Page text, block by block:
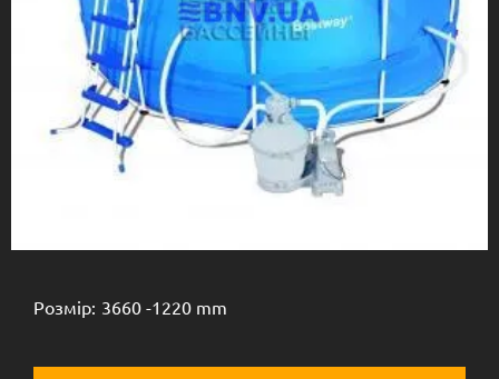
Главная/КАТАЛОГ ТОВАРОВ/ДРУГОЕ/Сборные
/ Каркасный круглый 3.66х1.22
Каркасный круглый
Розмір: 3660 -1220 mm